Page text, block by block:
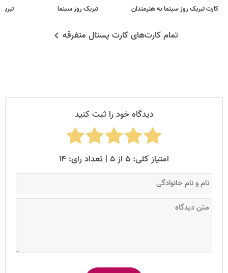
کارت تبریک روز سینما به هنرمندان تبریک روز سینما
تمام کارت‌های کارت پستال متفرقه
دیدگاه خود را ثبت کنید
امتیاز کلی: ۵ از ۵ | تعداد رای: ۱۴